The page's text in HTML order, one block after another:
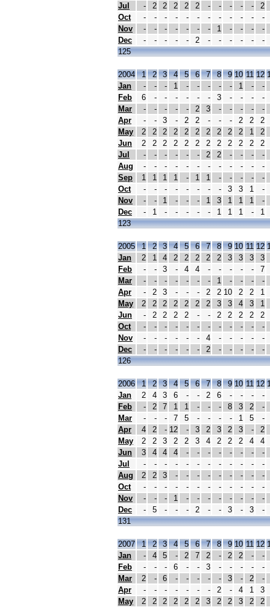
Jul - 2 2 2 2 2 - - - - -
2
Oct
- - - - - - - - - - -
-
Nov
- - - - - - - 1 - - -
-
Dec
- - - - - 2 - - - - -
-
125
2004 1 2 3 4 5 6 7 8 9 10 11 12
Jan
- - - 1 - - - - - 1 -
-
Feb
6 - - - - - - 3 - - -
-
Mar
- - - - - 2 3 - - - -
-
Apr
- - 3 - 2 2 - - - 2 2
2
May
2 2 2 2 2 2 2 2 2 2 1
2
Jun
2 2 2 2 2 2 2 2 2 2 2
2
Jul
- - - - - - 2 2 - - -
-
Aug
- - - - - - - - - - -
-
Sep
1 1 1 1 - 1 1 - - - -
-
Oct
- - - - - - - - 3 3 1
-
Nov
- - 1 - - - 1 3 1 1 1
-
Dec
- 1 - - - - - 1 1 1 -
1
123
2005 1 2 3 4 5 6 7 8 9 10 11 12
Jan
2 1 4 2 2 2 2 2 3 3 3
3
Feb
- - 3 - 4 4 - - - - -
7
Mar
- - - - - - - 1 - - -
-
Apr
- 2 3 - - - 2 2 10 2 2
1
May
2 2 2 2 2 2 2 3 3 4 3
1
Jun
- 2 2 2 2 - - 2 2 2 2
2
Oct
- - - - - - - - - - -
-
Nov
- - - - - - 4 - - - -
-
Dec
- - - - - - 2 - - - -
-
126
2006 1 2 3 4 5 6 7 8 9 10 11 12
Jan
2 4 3 6 - - 2 6 - - -
-
Feb
- 2 7 1 1 - - - 8 3 2
-
Mar
- - - 7 5 - - - - 1 5
-
Apr
4 2 - 12 - 3 2 3 2 3 -
2
May
2 2 3 2 2 3 4 2 2 2 4
4
Jun
3 4 4 4 - - - - - - -
-
Jul
- - - - - - - - - - -
-
Aug
2 2 3 - - - - - - - -
-
Oct
- - - - - - - - - - -
-
Nov
- - - 1 - - - - - - -
-
Dec
- 5 - - - 2 - - 3 - 3
-
131
2007 1 2 3 4 5 6 7 8 9 10 11 12
Jan
- 4 5 - 2 7 2 - 2 2 -
-
Feb
- - - 6 - - 3 - - - -
-
Mar
2 - 6 - - - - - 3 - 2
-
Apr
- - - - - - - 2 - 4 1
3
May
2 2 2 2 2 2 3 2 2 3 2
2